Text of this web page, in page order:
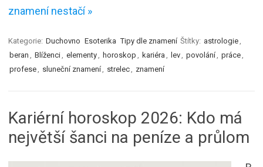
znamení nestačí »
Kategorie: Duchovno Esoterika Tipy dle znamení Štítky: astrologie
beran
Blíženci elementy horoskop kariéra lev povolání práce
profese
sluneční znamení strelec znamení
Kariérní horoskop 2026: Kdo má
největší šanci na peníze a průlom